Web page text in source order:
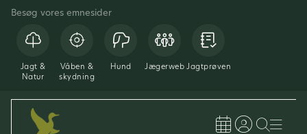
Besøg vores emnesider
Jagt &
Natur
Våben &
skydning
Hund Jægerweb Jagtprøven